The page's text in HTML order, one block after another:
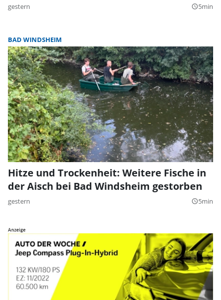
gestern query_builder5min
BAD WINDSHEIM
Hitze und Trockenheit: Weitere Fische in
der Aisch bei Bad Windsheim gestorben
gestern query_builder5min